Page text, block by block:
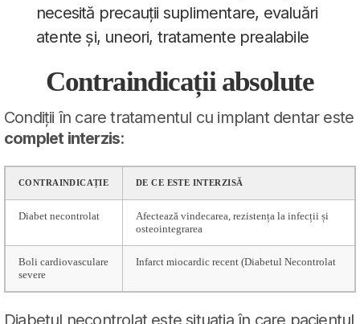
necesită precauții suplimentare, evaluări
atente și, uneori, tratamente prealabile
Contraindicații absolute
Condiții în care tratamentul cu implant dentar este
complet interzis:
CONTRAINDICAȚIE DE CE ESTE INTERZISĂ
Diabet necontrolat
Afectează vindecarea, rezistența la infecții și
osteointegrarea
Boli cardiovasculare
severe
Infarct miocardic recent (Diabetul Necontrolat
Diabetul necontrolat este situația în care pacientul